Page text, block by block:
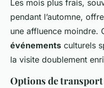
Les mois plus frais,
pendant l’automne,
une affluence moindre.
événements culturels
la visite doublement
Options de transport